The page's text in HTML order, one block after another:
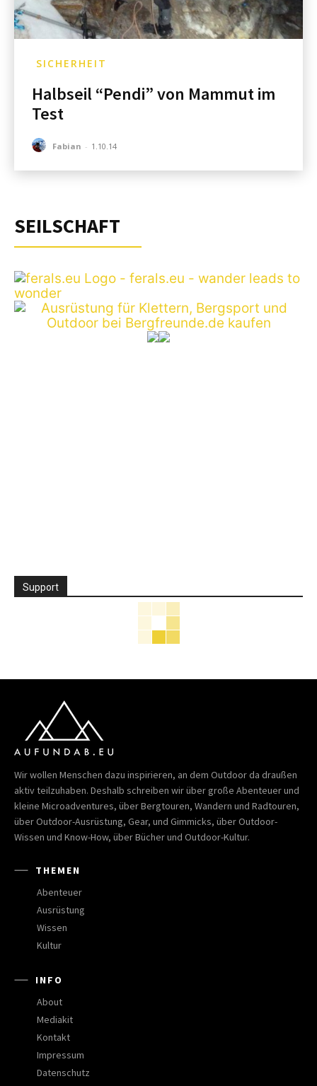
SICHERHEIT
Halbseil “Pendi” von Mammut im
Test
Fabian - 1.10.14
SEILSCHAFT
Support
Wir wollen Menschen dazu inspirieren, an dem Outdoor da draußen
aktiv teilzuhaben. Deshalb schreiben wir über große Abenteuer und
kleine Microadventures, über Bergtouren, Wandern und Radtouren,
über Outdoor-Ausrüstung, Gear, und Gimmicks, über Outdoor-
Wissen und Know-How, über Bücher und Outdoor-Kultur.
THEMEN
Abenteuer
Ausrüstung
Wissen
Kultur
INFO
About
Mediakit
Kontakt
Impressum
Datenschutz